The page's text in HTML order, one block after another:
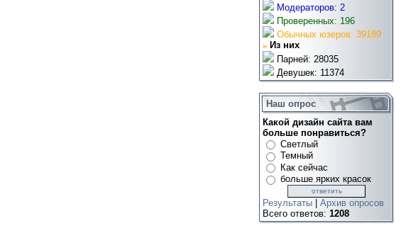
Модераторов: 2
Проверенных: 196
Обычных юзеров: 39189
» Из них
Парней: 28035
Девушек: 11374
Наш опрос
Какой дизайн сайта вам
больше понравиться?
Светлый
Темный
Как сейчас
больше ярких красок
Результаты
Архив опросов
Всего ответов: 1208